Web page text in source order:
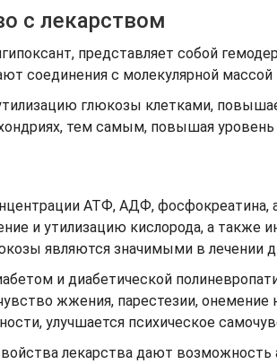
с лекарством
представляет собой
соединения с молекулярной массой
глюкозы клетками,
тем самым, повышая уровень
АТФ, АДФ, фосфокреатина,
и утилизацию кислорода, а также
являются значимыми в лечении
и диабетической
жжения, парестезии,
улучшается психическое
лекарства дают возможность